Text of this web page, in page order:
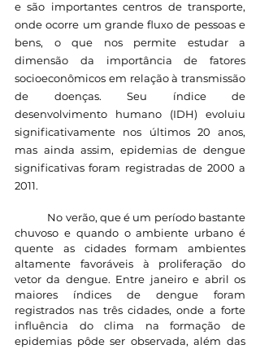
e são importantes centros de transporte,
onde ocorre um grande fluxo de pessoas e
bens, o que nos permite estudar a
dimensão da importância de fatores
socioeconômicos em relação à transmissão
de doenças. Seu índice de
desenvolvimento humano (IDH) evoluiu
significativamente nos últimos 20 anos,
mas ainda assim, epidemias de dengue
significativas foram registradas de 2000 a
2011.
chuvoso e quando o ambiente urbano é
quente as cidades formam ambientes
altamente favoráveis ​​à proliferação do
vetor da dengue. Entre janeiro e abril os
maiores índices de dengue foram
registrados nas três cidades, onde a forte
influência do clima na formação de
epidemias pôde ser observada, além das